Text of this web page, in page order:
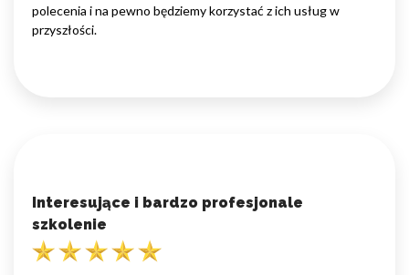
polecenia i na pewno będziemy korzystać z ich usług w
przyszłości.
Interesujące i bardzo profesjonale
szkolenie